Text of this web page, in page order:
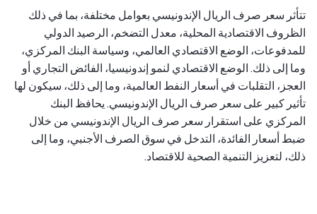
تتأثر سعر صرف الريال الإندونيسي بعوامل مختلفة، بما في ذلك
الظروف الاقتصادية المحلية، معدل التضخم، الرصيد الدولي
للمدفوعات، الوضع الاقتصادي العالمي، وسياسة البنك المركزي،
وما إلى ذلك. الوضع الاقتصادي لنمو إندونيسيا، الفائض التجاري أو
العجز، التقلبات في أسعار النفط العالمية، وما إلى ذلك، سيكون لها
تأثير كبير على سعر صرف الريال الإندونيسي. يحافظ البنك
المركزي على استقرار سعر صرف الريال الإندونيسي من خلال
ضبط أسعار الفائدة، التدخل في سوق الصرف الأجنبي، وما إلى
ذلك، لتعزيز التنمية الصحية للاقتصاد.